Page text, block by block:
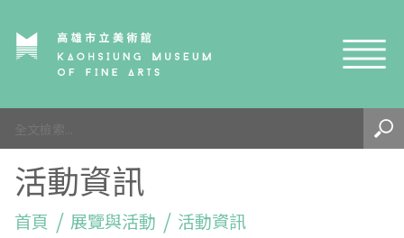
網站導覽
參觀資訊
參觀須知
展覽與活動
活動資訊
首頁 展覽與活動 活動資訊